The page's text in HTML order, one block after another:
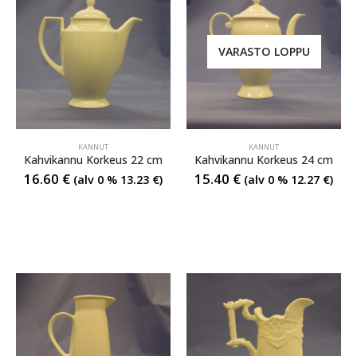
KANNUT
Kahvikannu Korkeus 22 cm
16.60 € (alv 0 % 13.23 €)
VARASTO LOPPU
KANNUT
Kahvikannu Korkeus 24 cm
15.40 € (alv 0 % 12.27 €)